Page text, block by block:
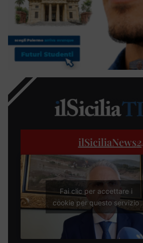
ilSiciliaNews
Fai clic per accettare i
cookie per questo servizio